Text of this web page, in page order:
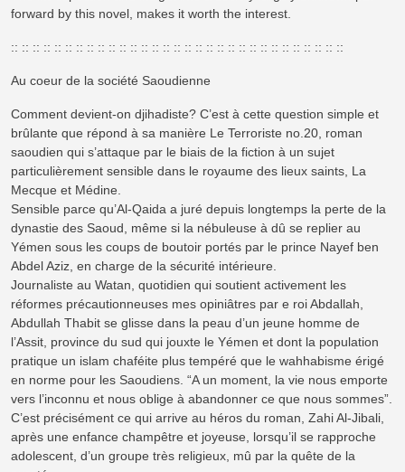
forward by this novel, makes it worth the interest.
:: :: :: :: :: :: :: :: :: :: :: :: :: :: :: :: :: :: :: :: :: :: :: :: :: :: :: :: :: :: ::
Au coeur de la société Saoudienne
Comment devient-on djihadiste? C’est à cette question simple et
brûlante que répond à sa manière Le Terroriste no.20, roman
saoudien qui s’attaque par le biais de la fiction à un sujet
particulièrement sensible dans le royaume des lieux saints, La
Mecque et Médine.
Sensible parce qu’Al-Qaida a juré depuis longtemps la perte de la
dynastie des Saoud, même si la nébuleuse à dû se replier au
Yémen sous les coups de boutoir portés par le prince Nayef ben
Abdel Aziz, en charge de la sécurité intérieure.
Journaliste au Watan, quotidien qui soutient activement les
réformes précautionneuses mes opiniâtres par e roi Abdallah,
Abdullah Thabit se glisse dans la peau d’un jeune homme de
l’Assit, province du sud qui jouxte le Yémen et dont la population
pratique un islam chaféite plus tempéré que le wahhabisme érigé
en norme pour les Saoudiens. “A un moment, la vie nous emporte
vers l’inconnu et nous oblige à abandonner ce que nous sommes”.
C’est précisément ce qui arrive au héros du roman, Zahi Al-Jibali,
après une enfance champêtre et joyeuse, lorsqu’il se rapproche
adolescent, d’un groupe très religieux, mû par la quête de la